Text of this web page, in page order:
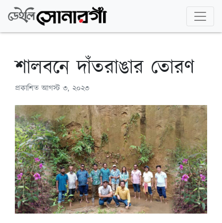
শালবনে দাঁতরাঙার তোরণ
প্রকাশিতআগস্ট ৩, ২০২৩